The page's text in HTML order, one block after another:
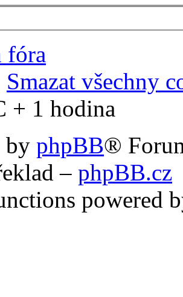
fóra
Smazat všechny
+ 1 hodina
by phpBB®
– phpBB.cz
powered